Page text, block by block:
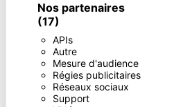
Nos partenaires
(17)
APIs
Autre
Mesure d'audience
Régies publicitaires
Réseaux sociaux
Support
** Les données personnelles
fins de vous contacter. Elles sont
sous-traitants. Vous disposez de
d’effacement, de portabilité, de
votre consentement à tout moment et
réclamation auprès d’une autorité de
le sort de vos données post-mortem.
droits par voie postale ou par